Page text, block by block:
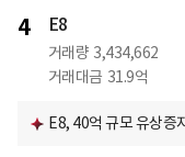
4 E8
거래량 3,434,662
거래대금 31.9억
E8, 40억 규모 유상증